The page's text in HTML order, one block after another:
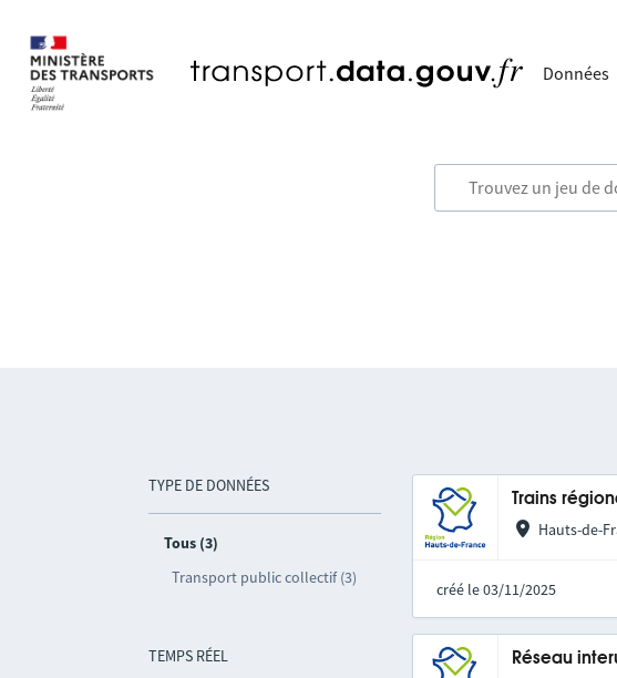
Données
TYPE DE DONNÉES
Tous (3)
Transport public collectif (3)
TEMPS RÉEL
Trains
Hauts-de-
créé le 03/11/2025
Réseau